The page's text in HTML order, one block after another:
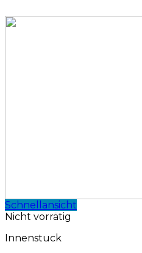
Schnellansicht
Nicht vorrätig
Innenstuck